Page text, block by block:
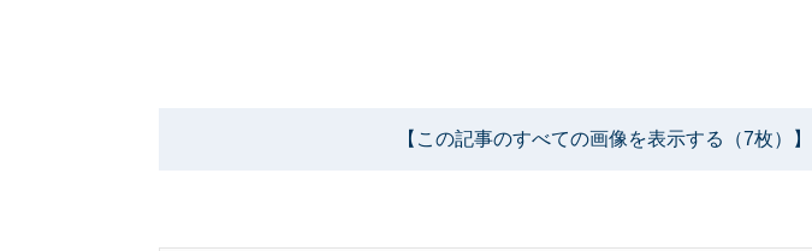
【この記事のすべての画像を表示する（7枚）】